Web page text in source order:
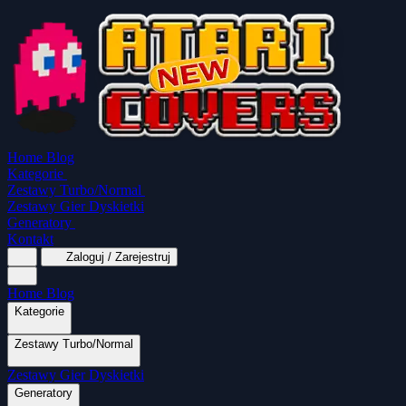
Home Blog
Kategorie
Zestawy Turbo/Normal
Zestawy Gier Dyskietki
Generatory
Kontakt
Zaloguj / Zarejestruj
Home Blog
Kategorie
Wszystkie kategorie
Zestawy Turbo/Normal
MapaSoft Turbo ROM SparkTurbo 2000
Mina Grubcio Normal
Zestawy Gier Dyskietki
Generatory